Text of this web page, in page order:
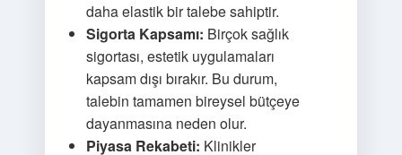
daha elastik bir talebe sahiptir.
Sigorta Kapsamı: Birçok sağlık
sigortası, estetik uygulamaları
kapsam dışı bırakır. Bu durum,
talebin tamamen bireysel bütçeye
dayanmasına neden olur.
Piyasa Rekabeti: Klinikler